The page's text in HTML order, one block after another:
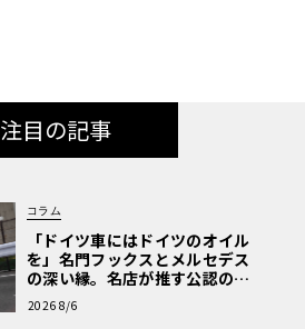
注目の記事
コラム
「ドイツ車にはドイツのオイル
を」名門フックスとメルセデス
の深い縁。名店が推す公認の安
心と、Cクラスで味わうシルキー
な走り〈PR〉
2026 8/6